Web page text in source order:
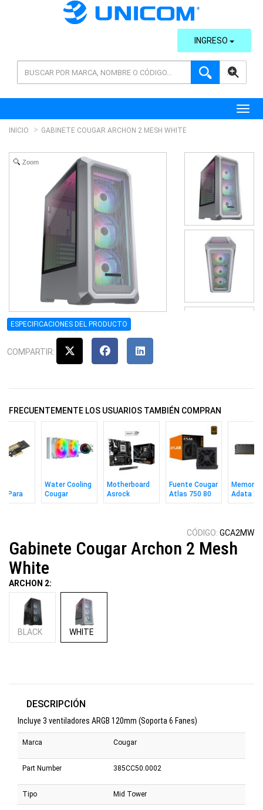
AVANZADA
INGRESO
INICIO GABINETE COUGAR ARCHON 2 MESH WHITE
Zoom
ESPECIFICACIONES DEL PRODUCTO
COMPARTIR:
FRECUENTEMENTE LOS USUARIOS TAMBIÉN COMPRAN
Para
SSD M.2
Water Cooling
Cougar
Poseidon Elite
Motherboard
Asrock
B850m-x Wifi
Fuente Cougar
Atlas 750 80
Plus Bronce
Memoria
Adata
Lancer Bl
CÓDIGO: GCA2MW
Gabinete Cougar Archon 2 Mesh
White
ARCHON 2:
BLACK WHITE
DESCRIPCIÓN
Incluye 3 ventiladores ARGB 120mm (Soporta 6 Fanes)
Marca Cougar
Part Number 385CC50.0002
Tipo Mid Tower